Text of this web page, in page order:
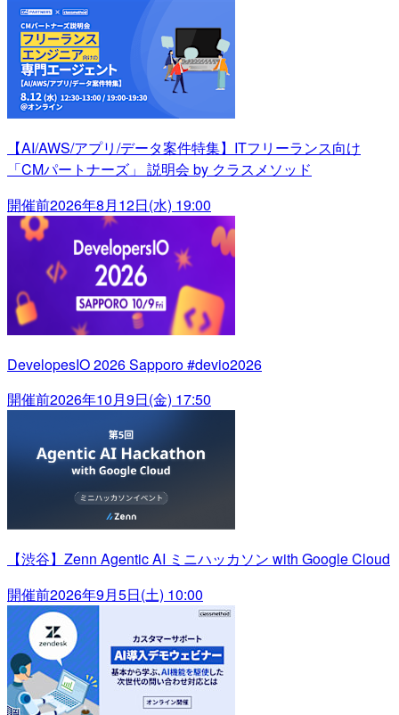
【AI/AWS/アプリ/データ案件特集】ITフリーランス向け
「CMパートナーズ」 説明会 by クラスメソッド
開催前2026年8月12日(水) 19:00
DevelopesIO 2026 Sapporo #devio2026
開催前2026年10月9日(金) 17:50
【渋谷】Zenn Agentic AI ミニハッカソン with Google Cloud
開催前2026年9月5日(土) 10:00